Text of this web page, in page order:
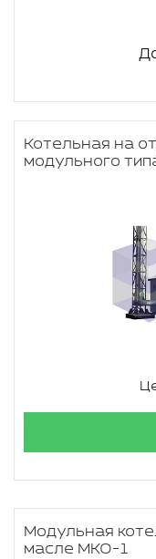
Котельная на
модульного
Модульная
масле МКО-1